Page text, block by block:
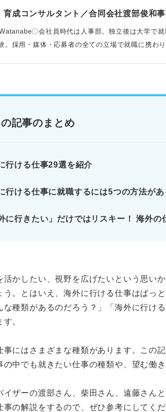
上や語学力アップ、キャリア形成に有利
加え主体性や柔軟性をアピールする
行ける仕事に就くなら実態の把握不足に注
行ける職種
育成コンサルタント／合同会社渡部俊和
〇会社員時代は人事部。独立後は大学で
。採用・媒体・応募者の全ての立場で就職に携わ
記事のまとめ
行ける仕事29選を紹介
行ける仕事に就職するには5つの方法があ
に行きたい」だけではリスキー！ 海外の
活かしたい、視野を広げたいという思い
う。とはいえ、海外に行ける仕事はぱっ
な種類があるのだろう？」「海外に行け
。
事にはさまざまな種類があります。この
の中でも就きたい仕事の種類や、望む働
イザーの渡部さん、柴田さん、遠藤さん
事の解説をするので、ぜひ参考にしてくだ